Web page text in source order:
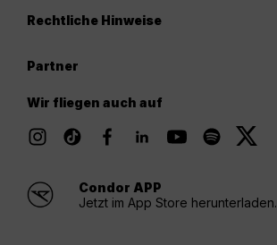
Rechtliche Hinweise
Partner
Wir fliegen auch auf
Condor APP
Jetzt im App Store herunterladen.